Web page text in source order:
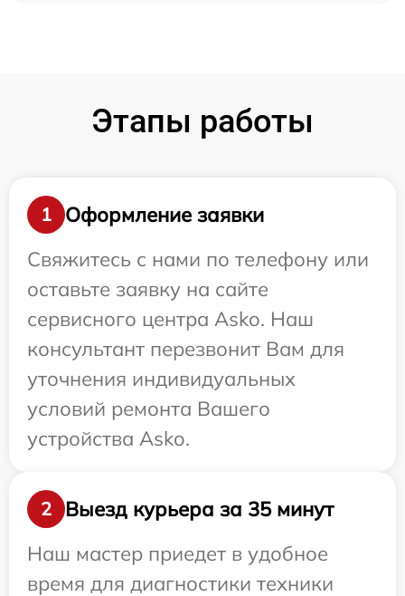
Этапы работы
1
Оформление заявки
Свяжитесь с нами по телефону или
оставьте заявку на сайте
сервисного центра Asko. Наш
консультант перезвонит Вам для
уточнения индивидуальных
условий ремонта Вашего
устройства Asko.
2
Выезд курьера за 35 минут
Наш мастер приедет в удобное
время для диагностики техники